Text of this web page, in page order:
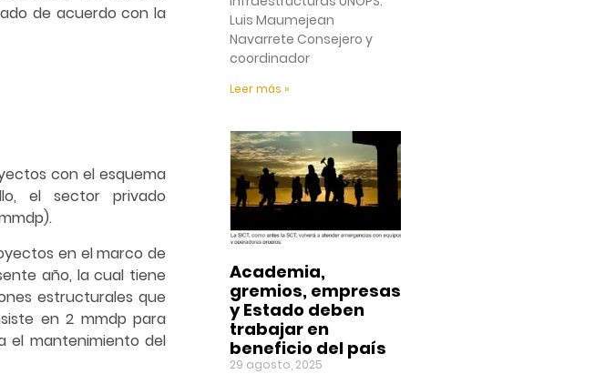
de acuerdo con la
con el esquema
el sector privado
en el marco de
año, la cual tiene
estructurales que
en 2 mmdp para
el mantenimiento del
Luis Maumejean
Navarrete Consejero y
coordinador
Leer más »
Academia,
gremios, empresas
y Estado deben
trabajar en
beneficio del país
29 agosto, 2025